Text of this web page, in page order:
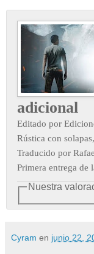
adicional
Editado por
Rústica con
Traducido por
Primera entrega de
Nuestra
Cyram en junio 22,